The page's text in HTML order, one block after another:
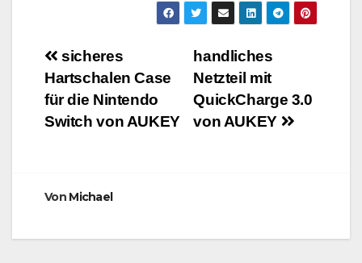
Beitragsnavigation
handliches
Netzteil mit
QuickCharge 3.0
von AUKEY
sicheres
Hartschalen Case
für die Nintendo
Switch von AUKEY
Von Michael